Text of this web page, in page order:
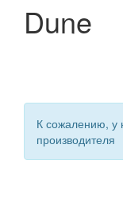
Dune
К сожалению, у
производителя